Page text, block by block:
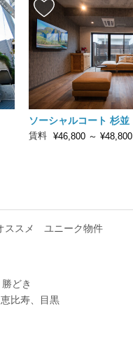
ソーシャルコート 杉並
賃料 ¥46,800 ～ ¥48,800
ススメ ユニーク物件
どき
比寿、目黒